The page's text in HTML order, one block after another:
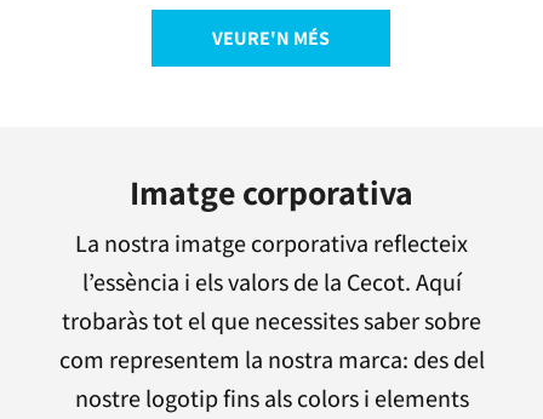
VEURE'N MÉS
Imatge corporativa
La nostra imatge corporativa reflecteix
l’essència i els valors de la Cecot. Aquí
trobaràs tot el que necessites saber sobre
com representem la nostra marca: des del
nostre logotip fins als colors i elements